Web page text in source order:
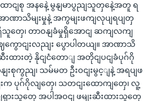
ာငျစု အနနေဲ့ မွနျမာပွညျသူတှနေဲ့အတူ ရ
ာဏာသိမျးမှုနဲ့ အကွမျးဖကျလုပျရပျတှ
တှေ၊ တာဝနျခံမှုရှိအောငျ ဆကျလကျ
ကွောငျးလညျး ပွောပါတယျ။ အာဏာသိ
းဆီးထားတဲ့ နိုငျငံတောျ အတိုငျပငျခံပုဂ်ဂို
ျးစုကွညျ၊ သမ်မတ ဦးဝငျးမွင့ျနဲ့ အရပျဖ
ပုဂ်ဂိုလျတှေ၊ သတငျးထောကျတှေ၊ လူ့
ားသူတှေ အပါအဝငျ ဖမျးဆီးထားသူတှေ